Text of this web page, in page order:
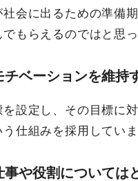
会に出るための準備
もらえるのではと思っ
ベーションを維持
設定し、その目標に
仕組みを採用していま
や役割については